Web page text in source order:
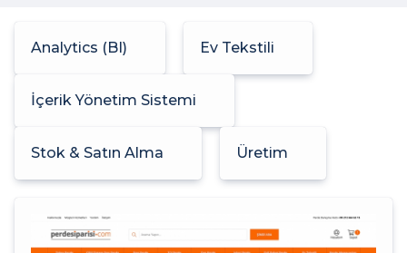
Analytics (BI) Ev Tekstili
İçerik Yönetim Sistemi
Stok & Satın Alma Üretim